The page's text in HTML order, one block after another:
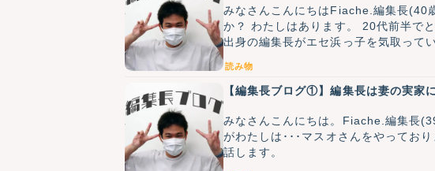
みなさんこんにちはFiache.編集長(40
か？ わたしはあります。 20代前半で
出身の編集長がエセ浜っ子を気取って
読み物
【編集長ブログ①】編集長は妻の実
みなさんこんにちは。Fiache.編集長(39
がわたしは･･･マスオさんをやってお
話します。